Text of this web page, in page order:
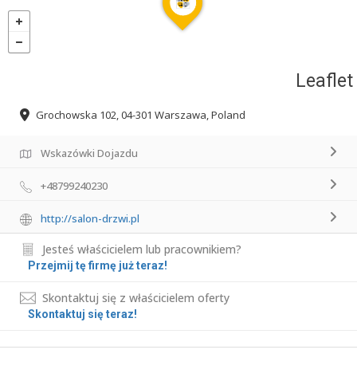
Leaflet
Grochowska 102, 04-301 Warszawa, Poland
Wskazówki Dojazdu
+48799240230
http://salon-drzwi.pl
Jesteś właścicielem lub pracownikiem?
Przejmij tę firmę już teraz!
Skontaktuj się z właścicielem oferty
Skontaktuj się teraz!